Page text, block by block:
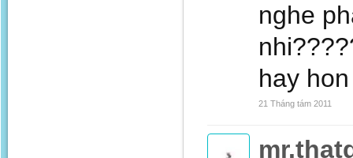
nghe
hay hon
21 Tháng tám 2011